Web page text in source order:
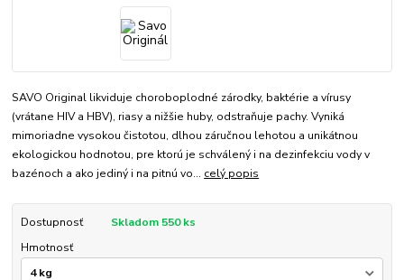
SAVO Original likviduje choroboplodné zárodky, baktérie a vírusy
(vrátane HIV a HBV), riasy a nižšie huby, odstraňuje pachy. Vyniká
mimoriadne vysokou čistotou, dlhou záručnou lehotou a unikátnou
ekologickou hodnotou, pre ktorú je schválený i na dezinfekciu vody v
bazénoch a ako jediný i na pitnú vo... celý popis
Dostupnosť
Skladom 550 ks
Hmotnosť